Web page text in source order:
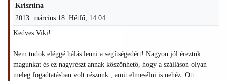
Krisztina
2013. március 18. Hétfő, 14:04
Kedves Viki!
Nem tudok eléggé hálás lenni a segítségedért! Nagyon jól éreztük
magunkat és ez nagyrészt annak köszönhető, hogy a szálláson olyan
meleg fogadtatásban volt részünk , amit elmesélni is nehéz. Ott